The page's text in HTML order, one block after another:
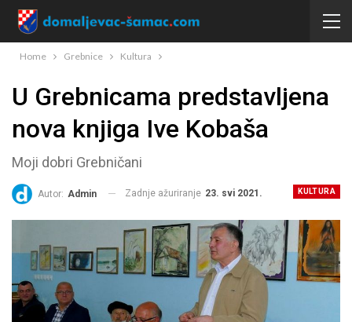
Home Grebnice Kultura
U Grebnicama predstavljena
nova knjiga Ive Kobaša
Moji dobri Grebničani
KULTURA
Autor: Admin Zadnje ažuriranje 23. svi 2021.